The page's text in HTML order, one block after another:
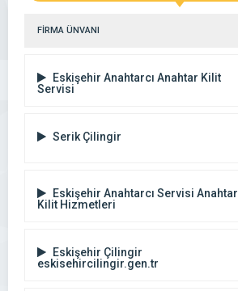
FİRMA ÜNVANI
Eskişehir Anahtarcı Anahtar Kilit
Servisi
Serik Çilingir
Eskişehir Anahtarcı Servisi Anahtar
Kilit Hizmetleri
Eskişehir Çilingir
eskisehircilingir.gen.tr